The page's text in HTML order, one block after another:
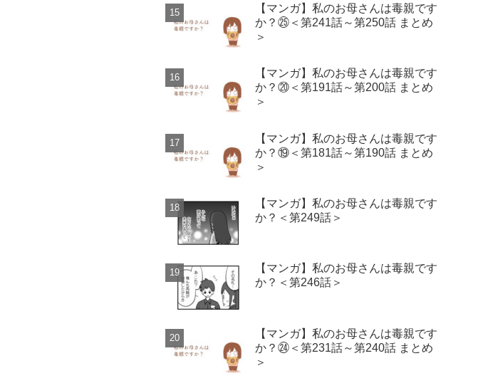
【マンガ】私のお母さんは毒親です
か？㉕＜第241話～第250話 まとめ
＞
【マンガ】私のお母さんは毒親です
か？⑳＜第191話～第200話 まとめ
＞
【マンガ】私のお母さんは毒親です
か？⑲＜第181話～第190話 まとめ
＞
【マンガ】私のお母さんは毒親です
か？＜第249話＞
【マンガ】私のお母さんは毒親です
か？＜第246話＞
【マンガ】私のお母さんは毒親です
か？㉔＜第231話～第240話 まとめ
＞